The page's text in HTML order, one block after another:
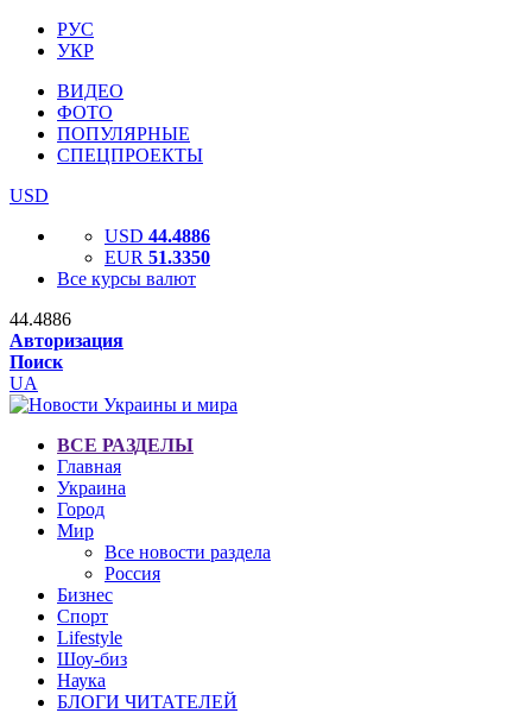
РУС
УКР
ВИДЕО
ФОТО
ПОПУЛЯРНЫЕ
СПЕЦПРОЕКТЫ
USD
USD 44.4886
EUR 51.3350
Все курсы валют
44.4886
Авторизация
Поиск
UA
ВСЕ РАЗДЕЛЫ
Главная
Украина
Город
Мир
Все новости раздела
Россия
Бизнес
Спорт
Lifestyle
Шоу-биз
Наука
БЛОГИ ЧИТАТЕЛЕЙ